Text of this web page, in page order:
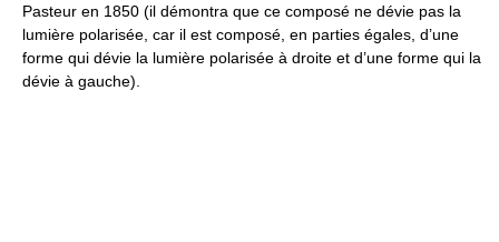
Pasteur en 1850 (il démontra que ce composé ne dévie pas la
lumière polarisée, car il est composé, en parties égales, d’une
forme qui dévie la lumière polarisée à droite et d’une forme qui la
dévie à gauche).